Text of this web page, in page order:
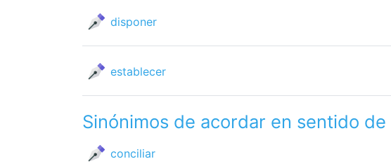
disponer
establecer
Sinónimos de acordar en sentido de
conciliar